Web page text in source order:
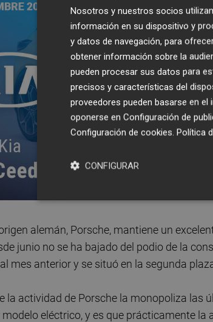
alemán, Porsche, mantiene un
junio no se ha bajado del podio de la
mes anterior y se situó en la segunda
la actividad de Porsche la monopoliza las
eléctrico, y es que prácticamente
Nosotros y nuestros socios
información en su dispositivo y
y datos de navegación, para
obtener información sobre la
pueden procesar sus datos para
precisos y características del
proveedores pueden basarse en
oponerse en Configuración de
Configuración de cookies. Política
CONFIGURAR